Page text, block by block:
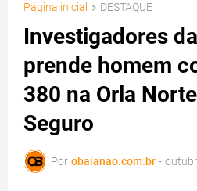
Página inicial DESTAQUE
Investigadores
prende homem
380 na Orla
Seguro
Por obaianao.com.br -